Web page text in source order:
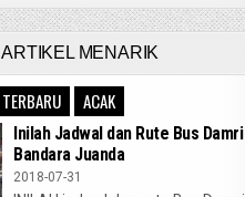
ARTIKEL MENARIK
TERBARU ACAK
Inilah Jadwal dan Rute Bus Damri
Bandara Juanda
2018-07-31